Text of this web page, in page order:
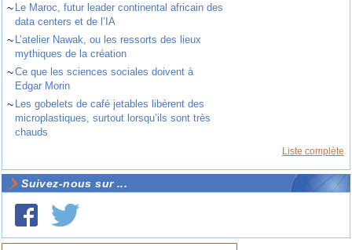
~ Le Maroc, futur leader continental africain des
data centers et de l’IA
~ L’atelier Nawak, ou les ressorts des lieux
mythiques de la création
~Ce que les sciences sociales doivent à
Edgar Morin
~ Les gobelets de café jetables libèrent des
microplastiques, surtout lorsqu’ils sont très
chauds
Liste complète
Suivez-nous sur ...